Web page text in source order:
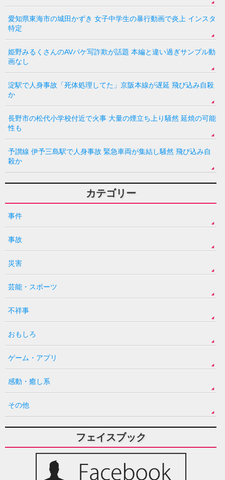
愛知県東海市の城田かずき 女子中学生の暴行動画で炎上 インスタ
特定
姫野みるくさんのAVパケ写詐欺が話題 本編と違い過ぎサンプル動
画なし
淀駅で人身事故「死体処理してた」京阪本線が遅延 飛び込み自殺
か
長野市の松代小学校付近で火事 大量の煙立ち上り騒然 延焼の可能
性も
予讃線 伊予三島駅で人身事故 緊急車両が集結し騒然 飛び込み自
殺か
カテゴリー
事件
事故
災害
芸能・スポーツ
不祥事
おもしろ
ゲーム・アプリ
感動・癒し系
その他
フェイスブック